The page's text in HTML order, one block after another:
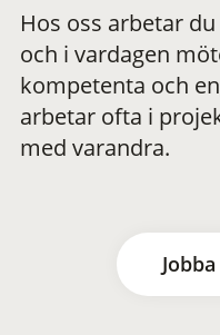
Hos oss arbetar
och i vardagen
kompetenta och
arbetar ofta i
med varandra.